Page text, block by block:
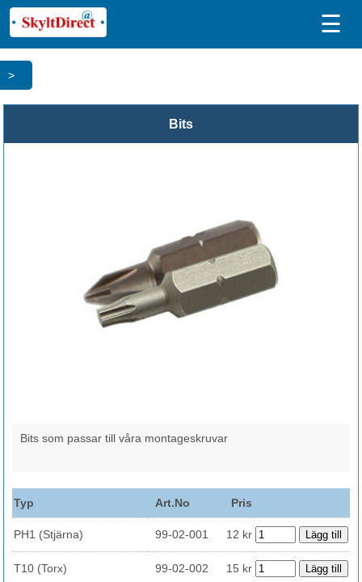
☰
>
Bits
Bits som passar till våra montageskruvar
Typ Art.No Pris
PH1 (Stjärna) 99-02-001 12 kr
T10 (Torx) 99-02-002 15 kr